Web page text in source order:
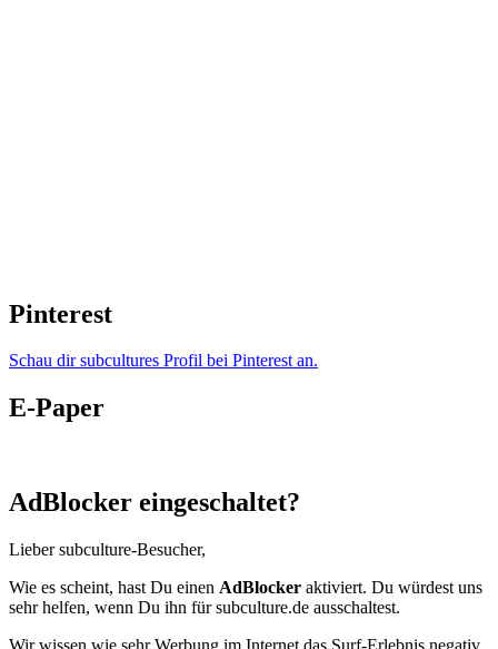
Pinterest
Schau dir subcultures Profil bei Pinterest an.
E-Paper
AdBlocker eingeschaltet?
Lieber subculture-Besucher,
Wie es scheint, hast Du einen AdBlocker aktiviert. Du würdest uns
sehr helfen, wenn Du ihn für subculture.de ausschaltest.
Wir wissen wie sehr Werbung im Internet das Surf-Erlebnis negativ